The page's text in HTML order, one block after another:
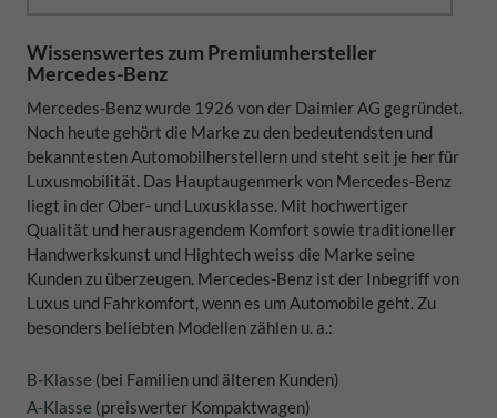
Wissenswertes zum Premiumhersteller
Mercedes-Benz
Mercedes-Benz wurde 1926 von der Daimler AG gegründet.
Noch heute gehört die Marke zu den bedeutendsten und
bekanntesten Automobilherstellern und steht seit je her für
Luxusmobilität. Das Hauptaugenmerk von Mercedes-Benz
liegt in der Ober- und Luxusklasse. Mit hochwertiger
Qualität und herausragendem Komfort sowie traditioneller
Handwerkskunst und Hightech weiss die Marke seine
Kunden zu überzeugen. Mercedes-Benz ist der Inbegriff von
Luxus und Fahrkomfort, wenn es um Automobile geht. Zu
besonders beliebten Modellen zählen u. a.:
B-Klasse (bei Familien und älteren Kunden)
A-Klasse (preiswerter Kompaktwagen)